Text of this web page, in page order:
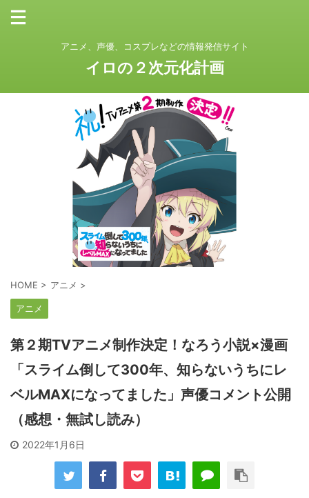
アニメ、声優、コスプレなどの情報発信サイト
イロの２次元化計画
HOME > アニメ >
アニメ
第２期TVアニメ制作決定！なろう小説×漫画
「スライム倒して300年、知らないうちにレ
ベルMAXになってました」声優コメント公開
（感想・無試し読み）
2022年1月6日